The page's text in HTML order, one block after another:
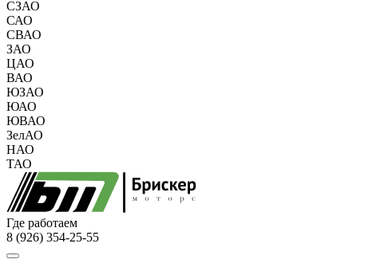
СЗАО
САО
СВАО
ЗАО
ЦАО
ВАО
ЮЗАО
ЮАО
ЮВАО
ЗелАО
НАО
ТАО
Где работаем
8 (926) 354-25-55